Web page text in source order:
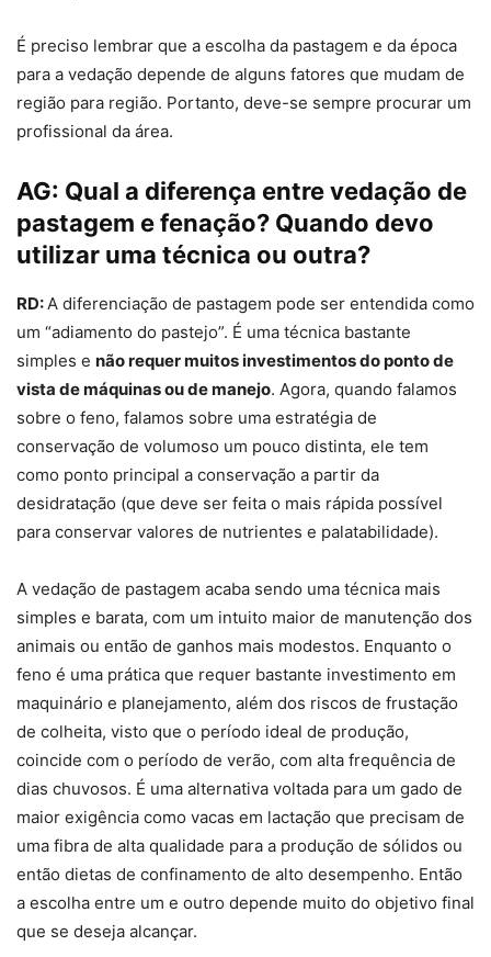
É preciso lembrar que a escolha da pastagem e da época
para a vedação depende de alguns fatores que mudam de
região para região. Portanto, deve-se sempre procurar um
profissional da área.
AG: Qual a diferença entre vedação de
pastagem e fenação? Quando devo
utilizar uma técnica ou outra?
RD: A diferenciação de pastagem pode ser entendida como
um “adiamento do pastejo”. É uma técnica bastante
simples e não requer muitos investimentos do ponto de
vista de máquinas ou de manejo. Agora, quando falamos
sobre o feno, falamos sobre uma estratégia de
conservação de volumoso um pouco distinta, ele tem
como ponto principal a conservação a partir da
desidratação (que deve ser feita o mais rápida possível
para conservar valores de nutrientes e palatabilidade).
A vedação de pastagem acaba sendo uma técnica mais
simples e barata, com um intuito maior de manutenção dos
animais ou então de ganhos mais modestos. Enquanto o
feno é uma prática que requer bastante investimento em
maquinário e planejamento, além dos riscos de frustação
de colheita, visto que o período ideal de produção,
coincide com o período de verão, com alta frequência de
dias chuvosos. É uma alternativa voltada para um gado de
maior exigência como vacas em lactação que precisam de
uma fibra de alta qualidade para a produção de sólidos ou
então dietas de confinamento de alto desempenho. Então
a escolha entre um e outro depende muito do objetivo final
que se deseja alcançar.